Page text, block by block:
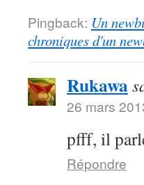
Pingback: Un
chroniques d'un
Rukawa
26 mars
pfff, il
Répondre